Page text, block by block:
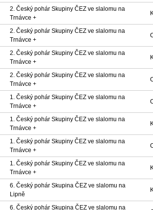
2. Český pohár Skupiny ČEZ ve slalomu na
Trnávce +
2. Český pohár Skupiny ČEZ ve slalomu na
Trnávce +
2. Český pohár Skupiny ČEZ ve slalomu na
Trnávce +
2. Český pohár Skupiny ČEZ ve slalomu na
Trnávce +
1. Český pohár Skupiny ČEZ ve slalomu na
Trnávce +
1. Český pohár Skupiny ČEZ ve slalomu na
Trnávce +
1. Český pohár Skupiny ČEZ ve slalomu na
Trnávce +
1. Český pohár Skupiny ČEZ ve slalomu na
Trnávce +
6. Český pohár Skupina ČEZ ve slalomu na
Lipně
6. Český pohár Skupina ČEZ ve slalomu na